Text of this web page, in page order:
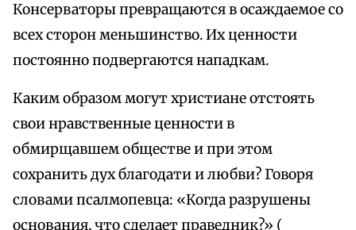
Консерваторы превращаются в осаждаемое со
всех сторон меньшинство. Их ценности
постоянно подвергаются нападкам.
Каким образом могут христиане отстоять
свои нравственные ценности в
обмирщавшем обществе и при этом
сохранить дух благодати и любви? Говоря
словами псалмопевца: «Когда разрушены
основания, что сделает праведник?» (